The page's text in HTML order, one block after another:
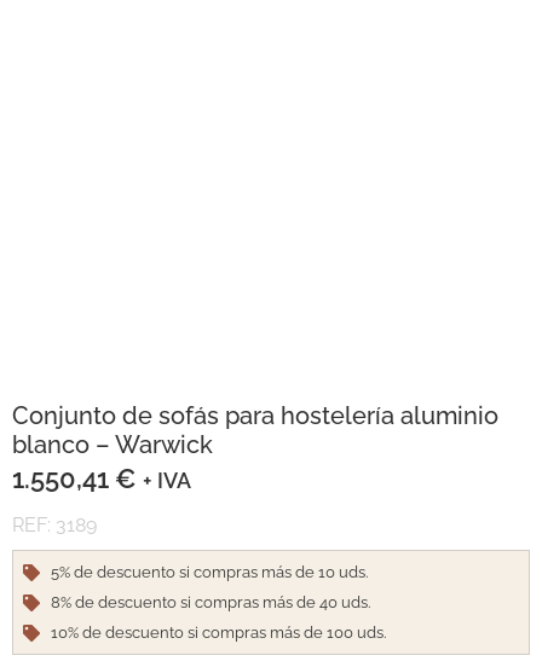
Conjunto de sofás para hostelería aluminio
blanco – Warwick
1.550,41 € + IVA
REF: 3189
5% de descuento si compras más de 10 uds.
8% de descuento si compras más de 40 uds.
10% de descuento si compras más de 100 uds.